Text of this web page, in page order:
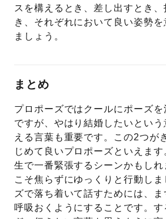
スを構えるとき、差し出すとき、
き、それぞれにおいて良い姿勢
ましょう。
まとめ
プロポーズではクールにポーズ
ですが、やはり結婚したいとい
える言葉も重要です。この2つが
じめて良いプロポーズといえます
生で一番緊張するシーンかもしれ
こそ焦らずにゆっくりと行動し
ズで落ち着いて話すためには、
呼吸おくようにすることです。す